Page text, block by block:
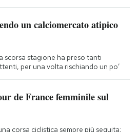
un calciomercato atipico
scorsa stagione ha preso tanti
per una volta rischiando un po’
de France femminile sul
corsa ciclistica sempre più seguita;